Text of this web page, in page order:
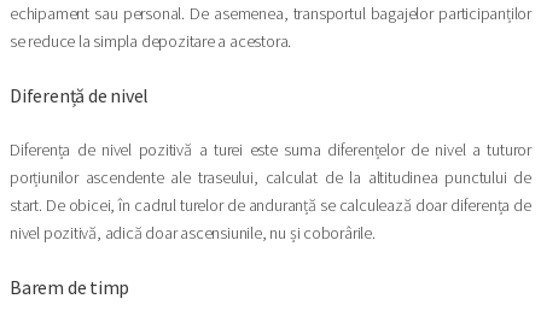
echipament sau personal. De asemenea, transportul bagajelor participanților
se reduce la simpla depozitare a acestora.
Diferență de nivel
Diferența de nivel pozitivă a turei este suma diferențelor de nivel a tuturor
porțiunilor ascendente ale traseului, calculat de la altitudinea punctului de
start. De obicei, în cadrul turelor de anduranță se calculează doar diferența de
nivel pozitivă, adică doar ascensiunile, nu și coborârile.
Barem de timp